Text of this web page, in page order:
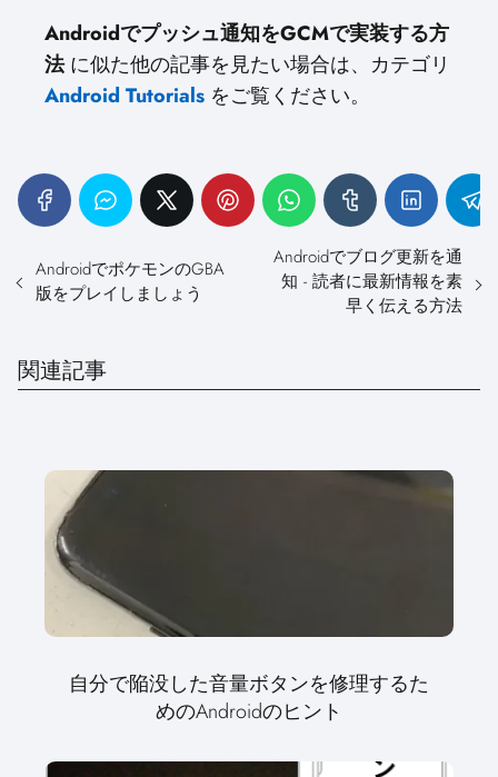
Androidでプッシュ通知をGCMで実装する方
法に似た他の記事を見たい場合は、カテゴリ
Android Tutorials をご覧ください。
AndroidでポケモンのGBA
版をプレイしましょう
Androidでブログ更新を通
知 - 読者に最新情報を素
早く伝える方法
関連記事
自分で陥没した音量ボタンを修理するた
めのAndroidのヒント